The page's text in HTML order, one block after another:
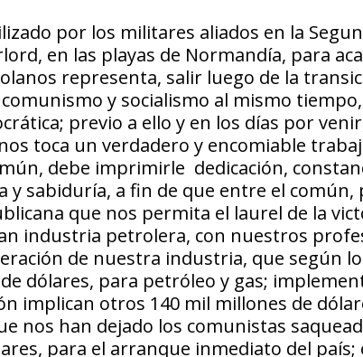
por los militares aliados en la
en las playas de Normandía, para
representa, salir luego de la
y socialismo al mismo
previo a ello y en los días por
toca un verdadero y encomiable
debe imprimirle dedicación,
sabiduría, a fin de que entre el común,
que nos permita el laurel de la
industria petrolera, con nuestros
de nuestra industria, que según
dólares, para petróleo y gas;
implican otros 140 mil millones de
nos han dejado los comunistas
para el arranque inmediato del país;